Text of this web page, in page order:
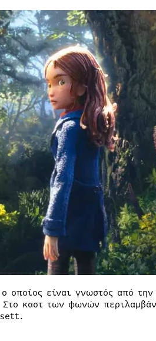
είναι γνωστός από
καστ των φωνών